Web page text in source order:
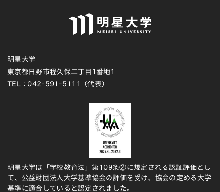
明星大学
東京都日野市程久保二丁目1番地1
TEL： 042-591-5111 （代表）
明星大学は「学校教育法」第109条②に規定される認証評価とし
て、公益財団法人大学基準協会の評価を受け、協会の定める大学
基準に適合していると認定されました。